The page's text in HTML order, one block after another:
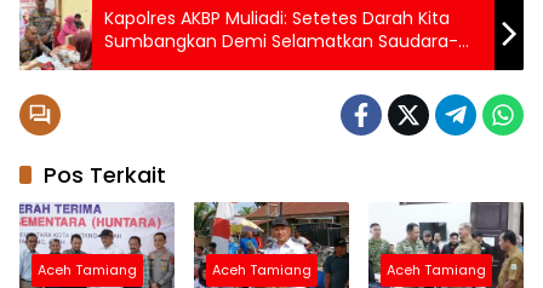
Kapolres AKBP Muliadi: Setetes Darah Kita
Sumbangkan Demi Selamatkan Saudara-
saidara Kita Yang Membutuhkan
Pos Terkait
Aceh Tamiang Aceh Tamiang Aceh Tamiang